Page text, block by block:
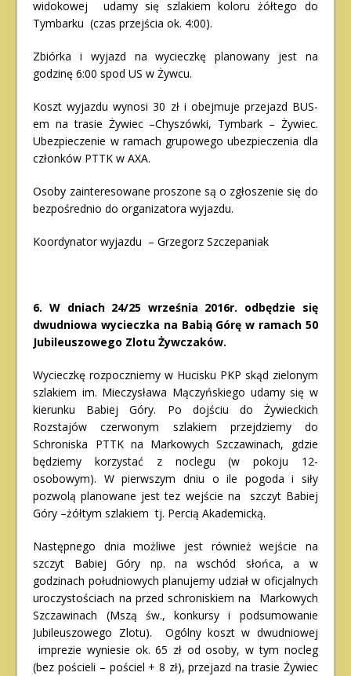
widokowej udamy się szlakiem koloru żółtego do
Tymbarku (czas przejścia ok. 4:00).
Zbiórka i wyjazd na wycieczkę planowany jest na
godzinę 6:00 spod US w Żywcu.
Koszt wyjazdu wynosi 30 zł i obejmuje przejazd BUS-
em na trasie Żywiec –Chyszówki, Tymbark – Żywiec.
Ubezpieczenie w ramach grupowego ubezpieczenia dla
członków PTTK w AXA.
Osoby zainteresowane proszone są o zgłoszenie się do
bezpośrednio do organizatora wyjazdu.
Koordynator wyjazdu – Grzegorz Szczepaniak
6. W dniach 24/25 września 2016r. odbędzie się
dwudniowa wycieczka na Babią Górę w ramach 50
Jubileuszowego Zlotu Żywczaków.
Wycieczkę rozpoczniemy w Hucisku PKP skąd zielonym
szlakiem im. Mieczysława Mączyńskiego udamy się w
kierunku Babiej Góry. Po dojściu do Żywieckich
Rozstajów czerwonym szlakiem przejdziemy do
Schroniska PTTK na Markowych Szczawinach, gdzie
będziemy korzystać z noclegu (w pokoju 12-
osobowym). W pierwszym dniu o ile pogoda i siły
pozwolą planowane jest tez wejście na szczyt Babiej
Góry –żółtym szlakiem tj. Percią Akademicką.
Następnego dnia możliwe jest również wejście na
szczyt Babiej Góry np. na wschód słońca, a w
godzinach południowych planujemy udział w oficjalnych
uroczystościach na przed schroniskiem na Markowych
Szczawinach (Mszą św., konkursy i podsumowanie
Jubileuszowego Zlotu). Ogólny koszt w dwudniowej
imprezie wyniesie ok. 65 zł od osoby, w tym nocleg
(bez pościeli – pościel + 8 zł), przejazd na trasie Żywiec